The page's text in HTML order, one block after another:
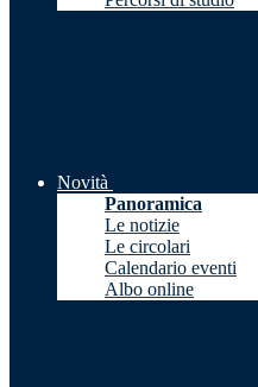
Novità
Panoramica
Le notizie
Le circolari
Calendario eventi
Albo online